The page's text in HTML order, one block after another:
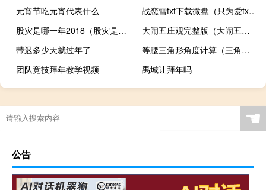
元宵节吃元宵代表什么
战恋雪txt下载微盘（只为爱txt下载微盘）
股灾是哪一年2018（股灾是哪一年）
大闹五庄观完整版（大闹五庄观）
带迟多少天就过年了
等腰三角形角度计算（三角形角度计算）
团队竞技拜年教学视频
禹城让拜年吗
☚
公告